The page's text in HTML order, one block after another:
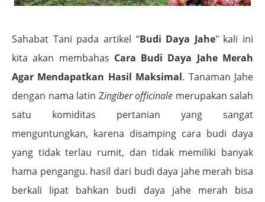
Sahabat Tani pada artikel “Budi Daya Jahe" kali ini
kita akan membahas Cara Budi Daya Jahe Merah
Agar Mendapatkan Hasil Maksimal. Tanaman Jahe
dengan nama latin Zingiber officinale merupakan salah
satu komiditas pertanian yang sangat
menguntungkan, karena disamping cara budi daya
yang tidak terlau rumit, dan tidak memiliki banyak
hama pengangu. hasil dari budi daya jahe merah bisa
berkali lipat bahkan budi daya jahe merah bisa